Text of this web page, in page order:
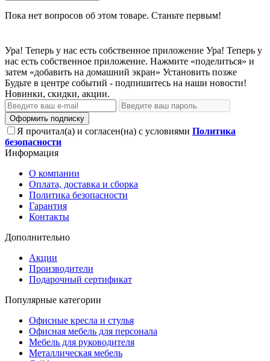
Пока нет вопросов об этом товаре. Станьте первым!
Ура! Теперь у нас есть собственное приложение Ура! Теперь у
нас есть собственное приложение. Нажмите «поделиться» и
затем «добавить на домашний экран» Установить позже
Будьте в центре событий - подпишитесь на наши новости!
Новинки, скидки, акции.
Оформить подписку
Я прочитал(а) и согласен(на) с условиями Политика
безопасности
Информация
О компании
Оплата, доставка и сборка
Политика безопасности
Гарантия
Контакты
Дополнительно
Акции
Производители
Подарочный сертификат
Популярные категории
Офисные кресла и стулья
Офисная мебель для персонала
Мебель для руководителя
Металлическая мебель